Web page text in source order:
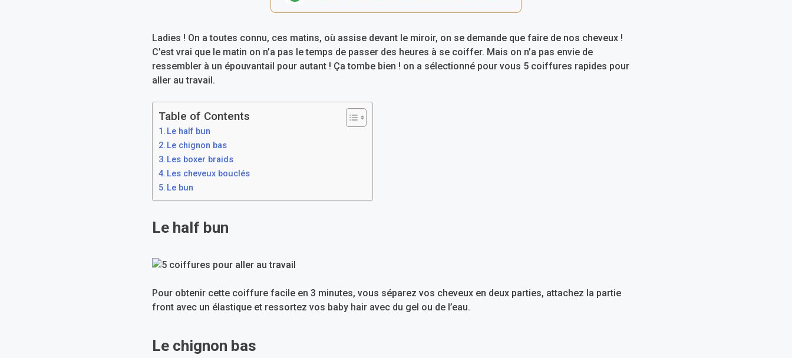
Ladies ! On a toutes connu, ces matins, où assise devant le miroir, on se demande que faire de nos cheveux !
C’est vrai que le matin on n’a pas le temps de passer des heures à se coiffer. Mais on n’a pas envie de
ressembler à un épouvantail pour autant ! Ça tombe bien ! on a sélectionné pour vous 5 coiffures rapides pour
aller au travail.
Table of Contents
Le half bun
Le chignon bas
Les boxer braids
Les cheveux bouclés
Le bun
Le half bun
Pour obtenir cette coiffure facile en 3 minutes, vous séparez vos cheveux en deux parties, attachez la partie
front avec un élastique et ressortez vos baby hair avec du gel ou de l’eau.
Le chignon bas